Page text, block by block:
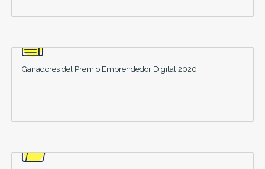
Ganadores del Premio Emprendedor Digital 2020